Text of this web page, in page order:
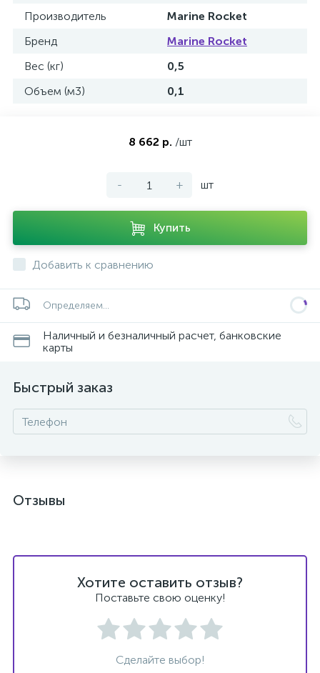
Производитель
Marine Rocket
Бренд
Marine Rocket
Вес (кг)
0,5
Объем (м3)
0,1
8 662 р. /шт
- + шт
Купить
Добавить к сравнению
Определяем...
Наличный и безналичный расчет, банковские
карты
Быстрый заказ
Отзывы
Хотите оставить отзыв?
Поставьте свою оценку!
Сделайте выбор!